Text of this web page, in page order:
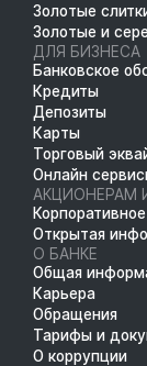
Золотые
Золотые и
ДЛЯ БИЗНЕСА
Банковское
Кредиты
Депозиты
Карты
Торговый
Онлайн
АКЦИОНЕРАМ
Открытая
О БАНКЕ
Общая
Карьера
Обращения
Тарифы и
О коррупции